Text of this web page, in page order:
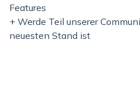
Features
+ Werde Teil unserer
neuesten Stand ist